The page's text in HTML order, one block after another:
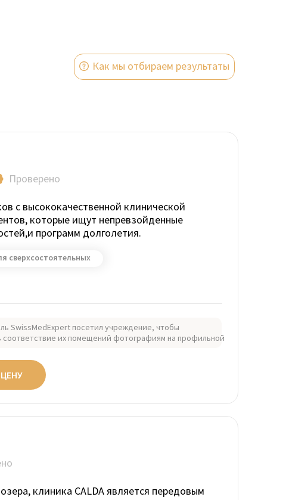
Как мы отбираем результаты
Проверено
с высококачественной клинической
которые ищут непревзойденные
программ долголетия.
SwissMedExpert посетил учреждение, чтобы
соответствие их помещений фотографиям на профильной
сверхсостоятельных
клиника CALDA является передовым